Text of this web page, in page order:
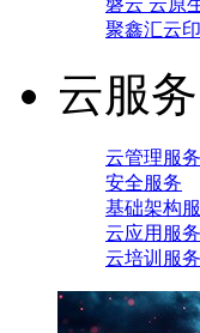
磐云 云原
聚鑫汇云
云服务
云管理服务
安全服务
基础架构
云应用服务
云培训服务